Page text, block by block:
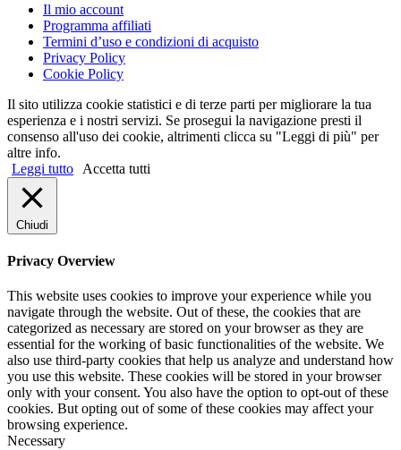
Il mio account
Programma affiliati
Termini d’uso e condizioni di acquisto
Privacy Policy
Cookie Policy
Il sito utilizza cookie statistici e di terze parti per migliorare la tua
esperienza e i nostri servizi. Se prosegui la navigazione presti il
consenso all'uso dei cookie, altrimenti clicca su "Leggi di più" per
altre info.
Leggi tutto
Accetta tutti
Chiudi
Privacy Overview
This website uses cookies to improve your experience while you
navigate through the website. Out of these, the cookies that are
categorized as necessary are stored on your browser as they are
essential for the working of basic functionalities of the website. We
also use third-party cookies that help us analyze and understand how
you use this website. These cookies will be stored in your browser
only with your consent. You also have the option to opt-out of these
cookies. But opting out of some of these cookies may affect your
browsing experience.
Necessary